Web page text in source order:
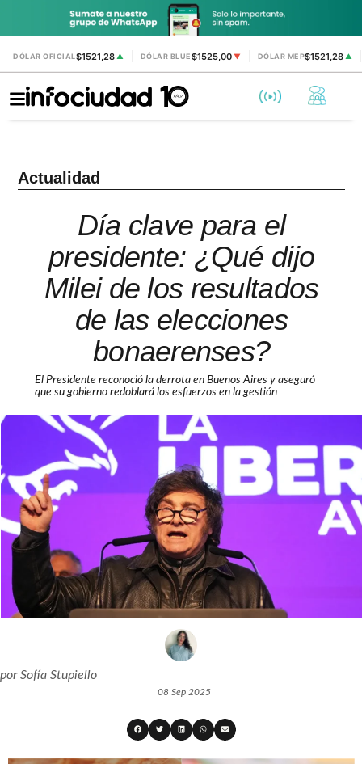
DÓLAR OFICIAL$1521,28 ▲ DÓLAR BLUE$1525,00 ▼ DÓLAR MEP$1521,28▲
Actualidad
Día clave para el
presidente: ¿Qué dijo
Milei de los resultados
de las elecciones
bonaerenses?
El Presidente reconoció la derrota en Buenos Aires y aseguró
que su gobierno redoblará los esfuerzos en la gestión
porSofía Stupiello
08 Sep 2025